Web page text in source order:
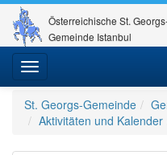
Österreichische St.
Gemeinde Istanbul
Toggle
navigation
St. Georgs-Gemeinde
Aktivitäten und Kalender